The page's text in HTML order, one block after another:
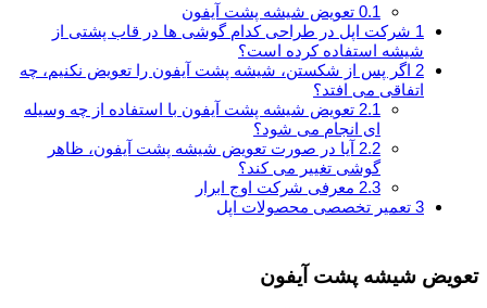
0.1 تعویض شیشه پشت آیفون
1 شرکت اپل در طراحی کدام گوشی ها در قاب پشتی از
شیشه استفاده کرده است؟
2 اگر پس از شکستن، شیشه پشت آیفون را تعویض نکنیم، چه
اتفاقی می افتد؟
2.1 تعویض شیشه پشت آیفون با استفاده از چه وسیله
ای انجام می شود؟
2.2 آیا در صورت تعویض شیشه پشت آیفون، ظاهر
گوشی تغییر می کند؟
2.3 معرفی شرکت اوج ابرار
3 تعمیر تخصصی محصولات اپل
تعویض شیشه پشت آیفون